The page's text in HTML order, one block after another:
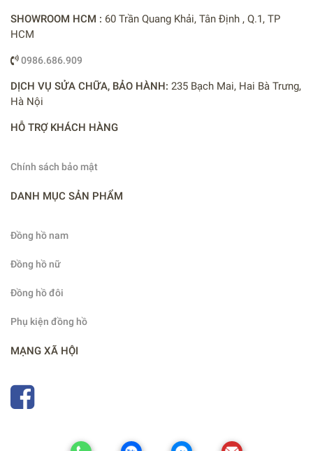
SHOWROOM HCM : 60 Trần Quang Khải, Tân Định , Q.1, TP
HCM
0986.686.909
DỊCH VỤ SỬA CHỮA, BẢO HÀNH: 235 Bạch Mai, Hai Bà Trưng,
Hà Nội
HỖ TRỢ KHÁCH HÀNG
Chính sách bảo mật
DANH MỤC SẢN PHẨM
Đồng hồ nam
Đồng hồ nữ
Đồng hồ đôi
Phụ kiện đồng hồ
MẠNG XÃ HỘI